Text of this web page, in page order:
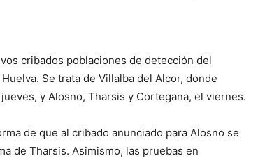
cribados poblaciones de detección del
Se trata de Villalba del Alcor, donde
y Alosno, Tharsis y Cortegana, el viernes.
de que al cribado anunciado para Alosno se
de Tharsis. Asimismo, las pruebas en